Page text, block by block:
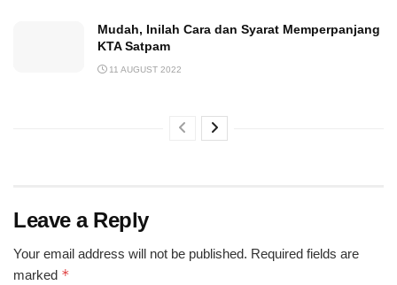
Mudah, Inilah Cara dan Syarat Memperpanjang
KTA Satpam
11 AUGUST 2022
Leave a Reply
Your email address will not be published. Required fields are
marked *